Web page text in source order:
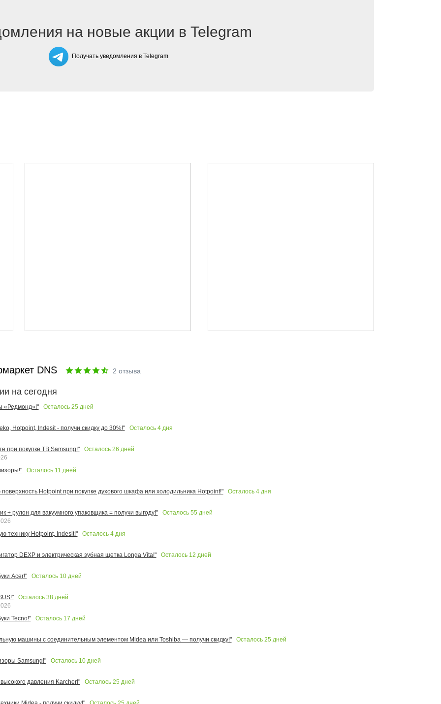
на новые акции в Telegram
Получать уведомления в Telegram
DNS 2 отзыва
на сегодня
«Редмонд»!" Осталось 25 дней
Hotpoint, Indesit - получи скидку до 30%!" Осталось 4дня
при покупке ТВ Samsung!" Осталось 26 дней
Осталось 11 дней
Hotpoint при покупке духового шкафа или холодильника Hotpoint!" Осталось 4дня
+ рулон для вакуумного упаковщика = получи выгоду!" Осталось 55 дней
технику Hotpoint, Indesit!"
Осталось 4дня
DEXP и электрическая зубная щетка Longa Vita!" Осталось 12 дней
Acer!" Осталось 10дней
Осталось 38дней
Tecno!"
Осталось 17 дней
машины с соединительным элементом Midea или Toshiba — получи скидку!" Осталось 25 дней
Samsung!" Осталось 10дней
давления Karcher!" Осталось 25 дней